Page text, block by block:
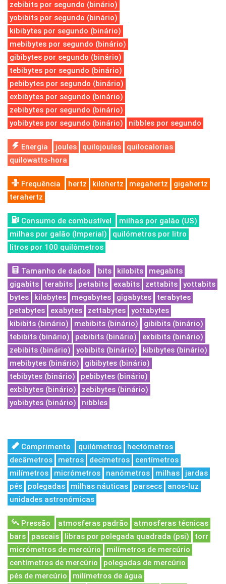
zebibits por segundo (binário)
yobibits por segundo (binário)
kibibytes por segundo (binário)
mebibytes por segundo (binário)
gibibytes por segundo (binário)
tebibytes por segundo (binário)
pebibytes por segundo (binário)
exbibytes por segundo (binário)
zebibytes por segundo (binário)
yobibytes por segundo (binário)
nibbles por segundo
Energia joules quilojoules
quilocalorias
quilowatts-hora
Frequência hertz kilohertz megahertz
gigahertz
terahertz
Consumo de combustível
milhas por galão (US)
milhas por galão (Imperial)
quilómetros por litro
litros por 100 quilômetros
Tamanho de dados bits kilobits
megabits
gigabits
terabits petabits exabits zettabits
yottabits
bytes
kilobytes megabytes gigabytes
terabytes
petabytes
exabytes zettabytes
yottabytes
kibibits (binário)
mebibits (binário)
gibibits (binário)
tebibits (binário)
pebibits (binário)
exbibits (binário)
zebibits (binário)
yobibits (binário)
kibibytes (binário)
mebibytes (binário)
gibibytes (binário)
tebibytes (binário)
pebibytes (binário)
exbibytes (binário)
zebibytes (binário)
yobibytes (binário)
nibbles
Comprimento quilómetros
hectómetros
decâmetros
metros decímetros
centímetros
milímetros
micrómetros nanómetros milhas
jardas
pés
polegadas milhas náuticas parsecs
anos-luz
unidades astronómicas
Pressão atmosferas padrão
atmosferas técnicas
bars
pascais libras por polegada quadrada (psi)
torr
micrómetros de mercúrio
milímetros de mercúrio
centímetros de mercúrio
polegadas de mercúrio
pés de mercúrio
milímetros de água